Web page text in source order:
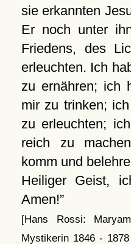
sie erkannten
Er noch unter
Friedens, des
erleuchten. Ich
zu ernähren; ich
mir zu trinken;
zu erleuchten;
reich zu
komm und
Heiliger Geist,
Amen!
[Hans Rossi:
Mystikerin 1846 -